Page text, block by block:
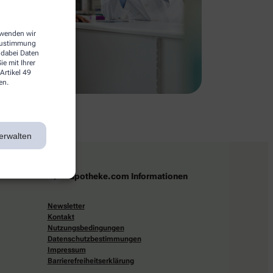
wir
Daten
mit Ihrer
49
apotheke.com Informationen
Newsletter
Kontakt
Nutzungsbedingungen
Datenschutzbestimmungen
Impressum
Barrierefreiheitserklärung